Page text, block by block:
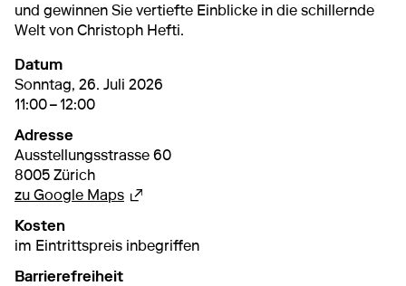
und gewinnen Sie vertiefte Einblicke in die schillernde
Welt von Christoph Hefti.
Datum
26. Juli 202611:00 – 12:00
Sonntag, 26. Juli 2026
11:00 – 12:00
Adresse
Ausstellungsstrasse 60
8005 Zürich
zu Google MapsExterner Link
Kosten
im Eintrittspreis inbegriffen
Barrierefreiheit